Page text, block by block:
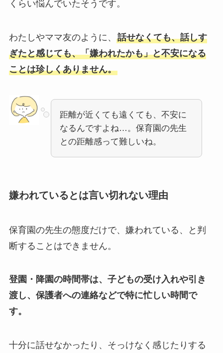
くらい悩んでいたそうです。
わたしやママ友のように、 話せなくても、話しす
ぎたと感じても、「嫌われたかも」と不安になる
ことは珍しくありません。
距離が近くても遠くても、不安に
なるんですよね…。保育園の先生
との距離感って難しいね。
嫌われているとは言い切れない理由
保育園の先生の態度だけで、嫌われている、と判
断することはできません。
登園・降園の時間帯は、子どもの受け入れや引き
渡し、保護者への連絡などで特に忙しい時間で
す。
十分に話せなかったり、そっけなく感じたりする